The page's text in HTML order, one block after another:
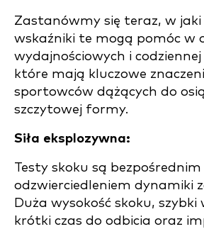
Zastanówmy się teraz, w jaki
wskaźniki te mogą pomóc w
wydajnościowych i
które mają kluczowe
sportowców dążących do
szczytowej formy.
Siła eksplozywna:
Testy skoku są bezpośrednim
odzwierciedleniem dynamiki
Duża wysokość skoku, szybki
krótki czas do odbicia oraz